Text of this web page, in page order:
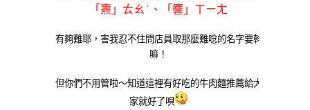
「燾」ㄊㄠˊ、「麘」ㄒㄧㄤ
有夠難耶，害我忍不住問店員取那麼難唸的名字要幹
嘛！
但你們不用管啦～知道這裡有好吃的牛肉麵推薦給大
家就好了唄